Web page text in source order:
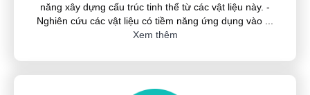
năng xây dựng cấu trúc tinh thể từ các vật liệu này. -
Nghiên cứu các vật liệu có tiềm năng ứng dụng vào
Xem thêm